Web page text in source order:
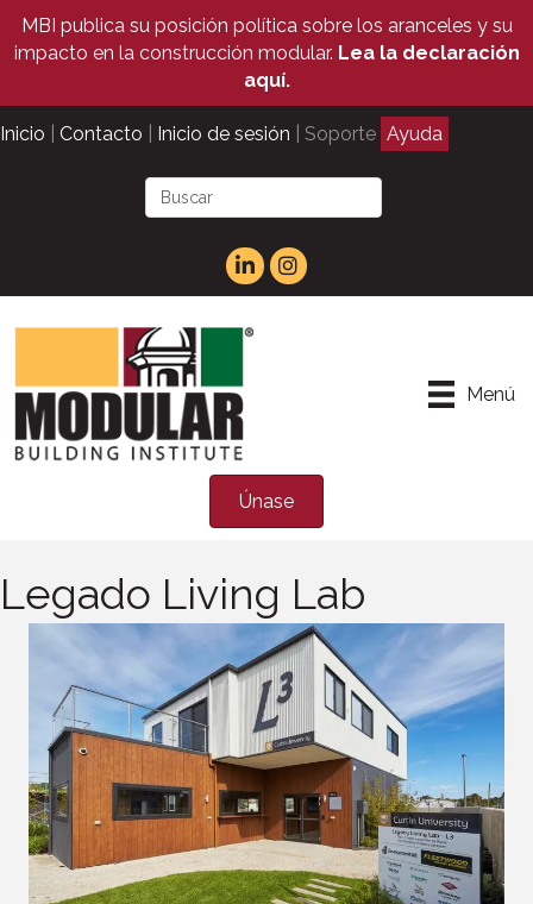
MBI publica su posición política sobre los aranceles y su
impacto en la construcción modular. Lea la declaración
aquí.
Inicio Contacto Inicio de sesión | Soporte Ayuda
Menú
Únase
Legado Living Lab